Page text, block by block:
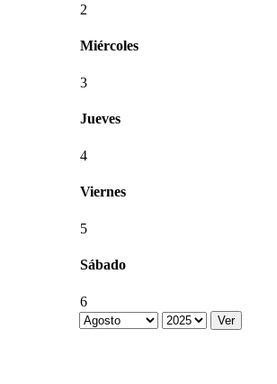
2
Miércoles
3
Jueves
4
Viernes
5
Sábado
6